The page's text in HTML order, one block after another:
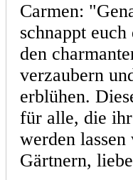
Carmen:
schnappt
den
verzaubern
erblühen.
für alle, die
werden
Gärtnern,